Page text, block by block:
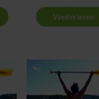
Weiterlesen